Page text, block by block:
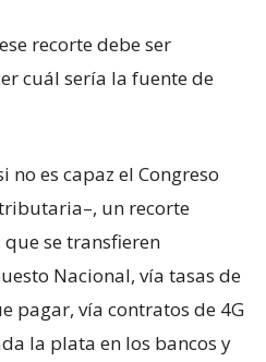
recorte debe ser
cuál sería la fuente de
no es capaz el Congreso
un recorte
se transfieren
Nacional, vía tasas de
pagar, vía contratos de 4G
la plata en los bancos y